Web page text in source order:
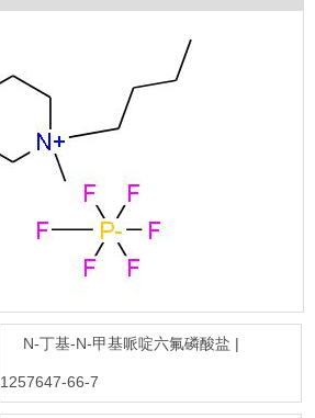
N-丁基-N-甲基哌啶六氟磷酸盐 |
1257647-66-7